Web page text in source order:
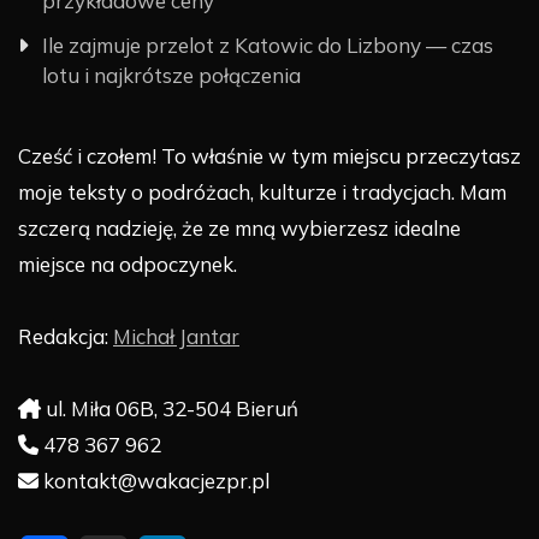
Ile zajmuje przelot z Katowic do Lizbony — czas
lotu i najkrótsze połączenia
Cześć i czołem! To właśnie w tym miejscu przeczytasz
moje teksty o podróżach, kulturze i tradycjach. Mam
szczerą nadzieję, że ze mną wybierzesz idealne
miejsce na odpoczynek.
Redakcja: Michał Jantar
ul. Miła 06B, 32-504 Bieruń
478 367 962
kontakt@wakacjezpr.pl